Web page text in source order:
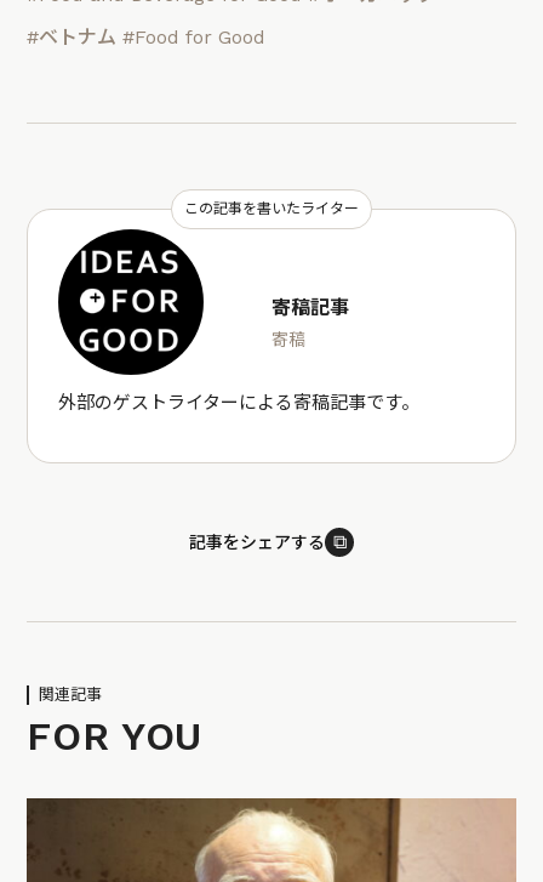
#ベトナム #Food for Good
この記事を書いたライター
寄稿記事
寄稿
外部のゲストライターによる寄稿記事です。
記事をシェアする ⧉
関連記事
FOR YOU